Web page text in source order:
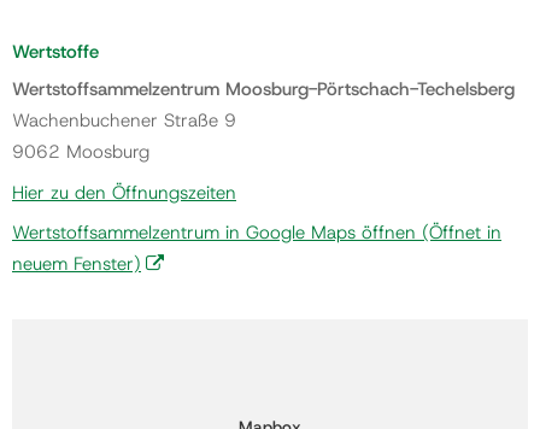
Wertstoffe
Wertstoffsammelzentrum Moosburg-Pörtschach-Techelsberg
Wachenbuchener Straße 9
9062 Moosburg
Hier zu den Öffnungszeiten
Wertstoffsammelzentrum in Google Maps öffnen (Öffnet in
neuem Fenster)